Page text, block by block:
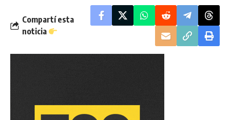
Compartí esta
noticia